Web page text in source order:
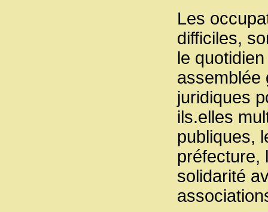
Les
difficiles,
le
assemblée
juridiques
ils.elles
publiques,
préfecture,
solidarité